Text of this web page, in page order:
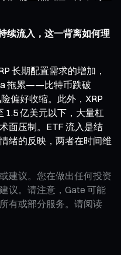
续流入，这一背离如何理
长期配置需求的增加，
拖累——比特币跌破
偏好收缩。此外，XRP
1.5 亿美元以下，大量杠
面压制。ETF 流入是结
绪的反映，两者在时间维
建议。您在做出任何投资
议。请注意，Gate 可能
有或部分服务。请阅读